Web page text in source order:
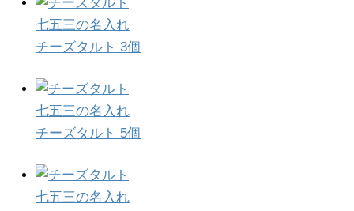
七五三の名入れ
チーズタルト 3個
七五三の名入れ
チーズタルト 5個
七五三の名入れ